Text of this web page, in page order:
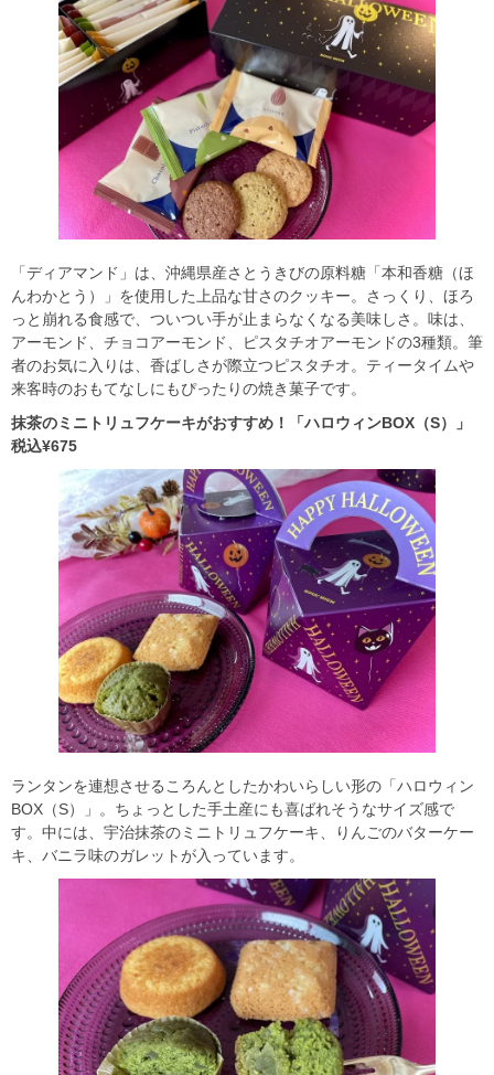
「ディアマンド」は、沖縄県産さとうきびの原料糖「本和香糖（ほ
んわかとう）」を使用した上品な甘さのクッキー。さっくり、ほろ
っと崩れる食感で、ついつい手が止まらなくなる美味しさ。味は、
アーモンド、チョコアーモンド、ピスタチオアーモンドの3種類。筆
者のお気に入りは、香ばしさが際立つピスタチオ。ティータイムや
来客時のおもてなしにもぴったりの焼き菓子です。
抹茶のミニトリュフケーキがおすすめ！「ハロウィンBOX（S）」
税込¥675
ランタンを連想させるころんとしたかわいらしい形の「ハロウィン
BOX（S）」。ちょっとした手土産にも喜ばれそうなサイズ感で
す。中には、宇治抹茶のミニトリュフケーキ、りんごのバターケー
キ、バニラ味のガレットが入っています。